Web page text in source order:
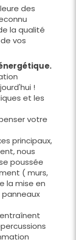
des
la qualité
vos
!
et les
votre
principaux,
nous
poussée
( murs,
la mise en